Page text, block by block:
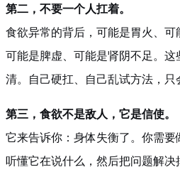
第二，不要一个人扛着。
食欲异常的背后，可能是胃火、可
可能是脾虚、可能是肾阴不足。
清。自己硬扛、自己乱试方法，只
第三，食欲不是敌人，它是信使。
它来告诉你：身体失衡了。你需要
听懂它在说什么，然后把问题解